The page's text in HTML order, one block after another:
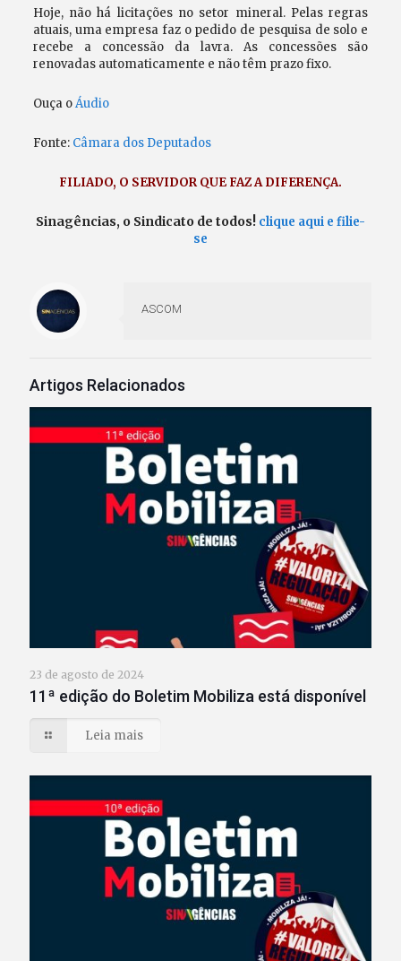
Hoje, não há licitações no setor mineral. Pelas regras
atuais, uma empresa faz o pedido de pesquisa de solo e
recebe a concessão da lavra. As concessões são
renovadas automaticamente e não têm prazo fixo.
Ouça oÁudio
Fonte: Câmara dos Deputados
FILIADO, O SERVIDOR QUE FAZ A DIFERENÇA.
Sinagências, o Sindicato de todos! clique aqui e filie-
se
ASCOM
Artigos Relacionados
23 de agosto de 2024
11ª edição do Boletim Mobiliza está disponível
Leia mais